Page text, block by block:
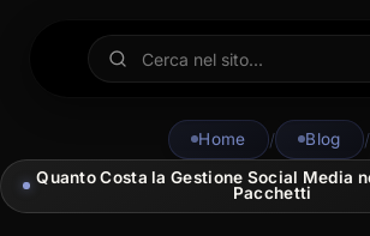
Home / Blog /
Quanto Costa la Gestione Social Media
Pacchetti